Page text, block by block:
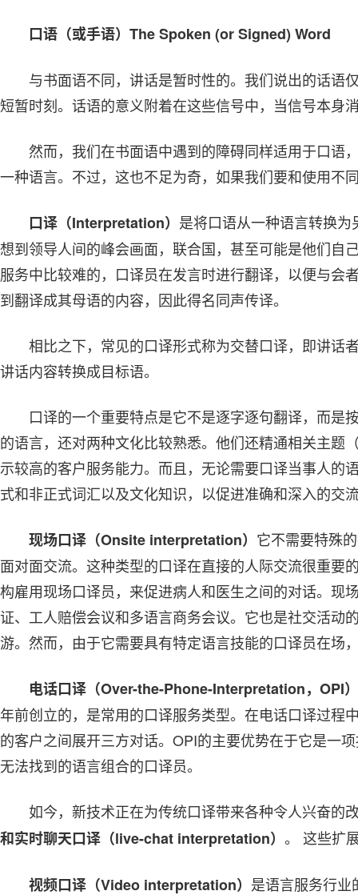
口语（或手语）The Spoken (or Signed) Word
与书面语不同，讲话是暂时性的。我们说出的话语
短暂时刻。话语的意义附着在这些信号中，当信号本身
然而，我们在书面语中遇到的障碍同样适用于口语
一种语言。不过，这也不足为奇，如果我们要和使用不
口译（Interpretation） 是将口语从一种语言转换
想到领导人间的峰会画面，联合国，甚至可能是他们自
服务中比较难的，口译员在发言时进行翻译，以便与会
到翻译成其母语的内容，因此得名同声传译。
相比之下，常见的口译形式称为交替口译，即讲话
讲话内容转换成目标语。
口译的一个重要特点是它不是逐字逐句翻译，而是
的语言，还对两种文化比较熟悉。他们还精通相关主题
示较高的客户服务能力。而且，无论需要口译当事人的
式和非正式词汇以及文化知识，以促进准确和深入的交
现场口译（Onsite interpretation） 它不需要特殊
面对面交流。这种类型的口译在直接的人际交流很重要
构雇用现场口译员，来促进病人和医生之间的对话。现
证、工人赔偿会议和多语言商务会议。它也是社交活动
游。然而，由于它需要具有特定语言技能的口译员在场
电话口译（Over-the-Phone-Interpretation，OPI）
年前创立的，是常用的口译服务类型。在电话口译过程
的客户之间展开三方对话。OPI的主要优势在于它是一
无法找到的语言组合的口译员。
如今，新技术正在为传统口译带来各种令人兴奋的
和实时聊天口译（live-chat interpretation） 。 这些扩
视频口译（Video interpretation） 是语言服务行